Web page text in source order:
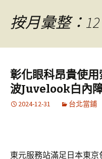
容
區
按月彙整：12
彰化眼科昂貴使
波Juvelook白內
2024-12-31 台北當鋪
東元服務站滿足日本東京